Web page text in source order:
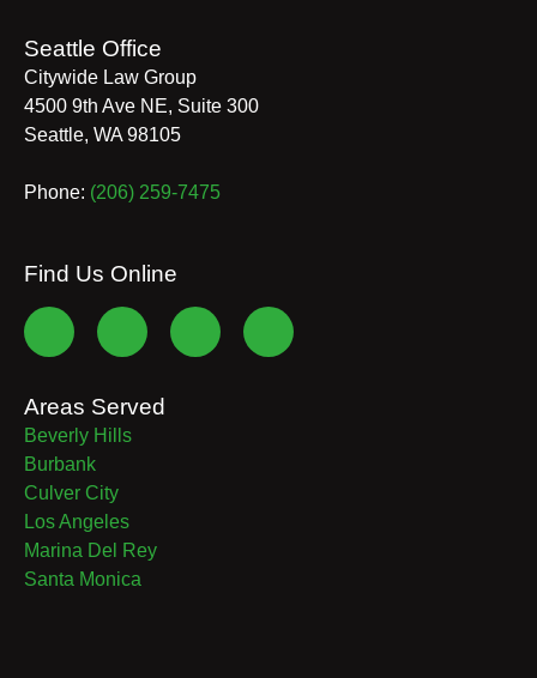
Seattle Office
Citywide Law Group
4500 9th Ave NE, Suite 300
Seattle, WA 98105
Phone: (206) 259-7475
Find Us Online
Areas Served
Beverly Hills
Burbank
Culver City
Los Angeles
Marina Del Rey
Santa Monica